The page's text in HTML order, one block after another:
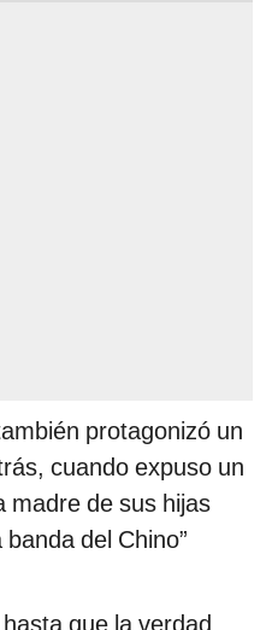
protagonizó un
cuando expuso un
madre de sus hijas
del Chino”
que la verdad